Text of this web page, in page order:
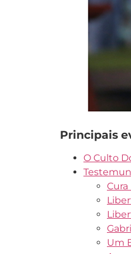
Principais
O Culto
Um